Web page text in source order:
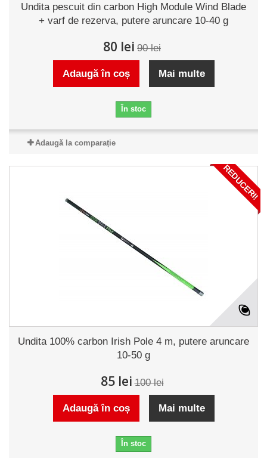
Undita pescuit din carbon High Module Wind Blade
+ varf de rezerva, putere aruncare 10-40 g
80 lei 90 lei
Adaugă în coș Mai multe
În stoc
Adaugă la comparație
REDUCERI!
Undita 100% carbon Irish Pole 4 m, putere aruncare
10-50 g
85 lei 100 lei
Adaugă în coș Mai multe
În stoc